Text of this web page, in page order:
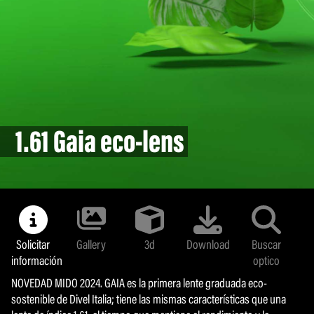
1.61 Gaia eco-lens
Solicitar
información
Gallery 3d Download
Buscar
optico
NOVEDAD MIDO 2024. GAIA es la primera lente graduada eco-
sostenible de Divel Italia; tiene las mismas características que una
1.61 Gaia eco-lens
Solicitar
información
Gallery 3d Download
Buscar
optico
NOVEDAD MIDO 2024. GAIA es la primera lente graduada eco-
sostenible de Divel Italia; tiene las mismas características que una